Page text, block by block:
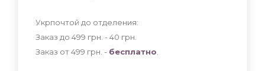
Укрпочтой до отделения:
Заказ до 499 грн. - 40 грн
Заказ от 499 грн. - бесплатно